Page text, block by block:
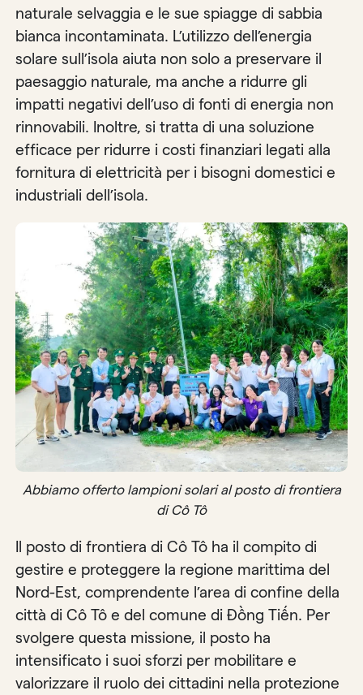
naturale selvaggia e le sue spiagge di sabbia
bianca incontaminata. L’utilizzo dell’energia
solare sull’isola aiuta non solo a preservare il
paesaggio naturale, ma anche a ridurre gli
impatti negativi dell’uso di fonti di energia non
rinnovabili. Inoltre, si tratta di una soluzione
efficace per ridurre i costi finanziari legati alla
fornitura di elettricità per i bisogni domestici e
industriali dell’isola.
Abbiamo offerto lampioni solari al posto di frontiera
di Cô Tô
Il posto di frontiera di Cô Tô ha il compito di
gestire e proteggere la regione marittima del
Nord-Est, comprendente l’area di confine della
città di Cô Tô e del comune di Đồng Tiến. Per
svolgere questa missione, il posto ha
intensificato i suoi sforzi per mobilitare e
valorizzare il ruolo dei cittadini nella protezione